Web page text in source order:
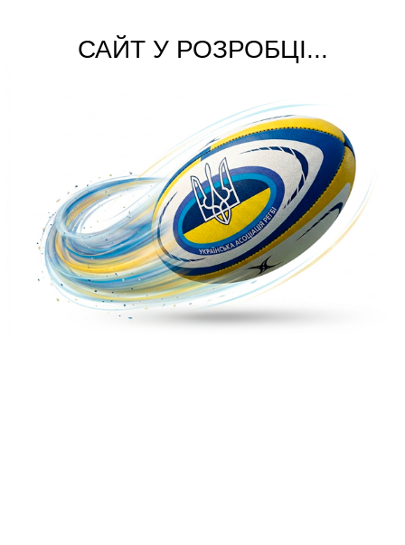
САЙТ У РОЗРОБЦІ...